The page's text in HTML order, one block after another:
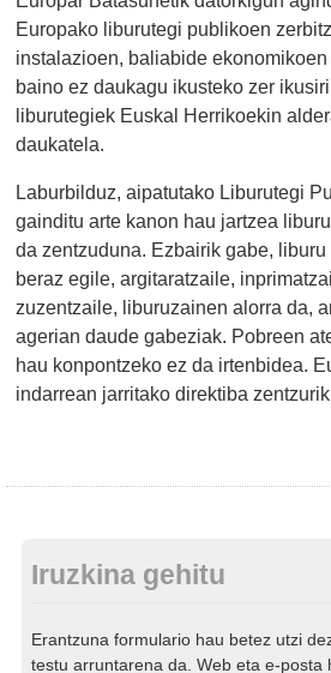
Europako liburutegi publikoen
instalazioen, baliabide
baino ez daukagu ikusteko zer
liburutegiek Euskal Herrikoekin
daukatela.
Laburbilduz, aipatutako Liburutegi
gainditu arte kanon hau jartzea
da zentzuduna. Ezbairik gabe, liburu
beraz egile, argitaratzaile,
zuzentzaile, liburuzainen alorra da,
agerian daude gabeziak. Pobreen
hau konpontzeko ez da irtenbidea.
indarrean jarritako direktiba
Iruzkina gehitu
Erantzuna formulario hau betez utzi
testu arruntarena da. Web eta e-posta